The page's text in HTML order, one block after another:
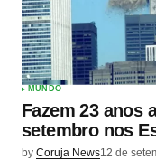
MUNDO
Fazem 23 anos
setembro nos
by Coruja News12 de